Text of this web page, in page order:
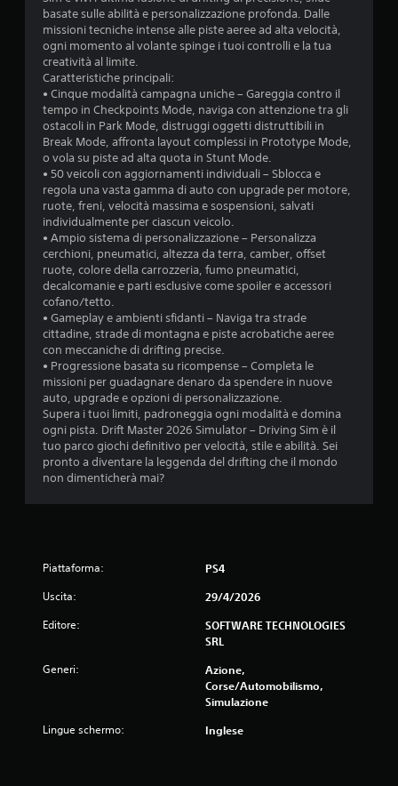
a
d
2
.
6
t
e
l
e
s
u
c
i
e
basate sulle abilità e personalizzazione profonda. Dalle
missioni tecniche intense alle piste aeree ad alta velocità,
ogni momento al volante spinge i tuoi controlli e la tua
creatività al limite.
Caratteristiche principali:
• Cinque modalità campagna uniche – Gareggia contro il
tempo in Checkpoints Mode, naviga con attenzione tra gli
ostacoli in Park Mode, distruggi oggetti distruttibili in
Break Mode, affronta layout complessi in Prototype Mode,
o vola su piste ad alta quota in Stunt Mode.
• 50 veicoli con aggiornamenti individuali – Sblocca e
regola una vasta gamma di auto con upgrade per motore,
ruote, freni, velocità massima e sospensioni, salvati
individualmente per ciascun veicolo.
• Ampio sistema di personalizzazione – Personalizza
cerchioni, pneumatici, altezza da terra, camber, offset
ruote, colore della carrozzeria, fumo pneumatici,
decalcomanie e parti esclusive come spoiler e accessori
cofano/tetto.
• Gameplay e ambienti sfidanti – Naviga tra strade
cittadine, strade di montagna e piste acrobatiche aeree
con meccaniche di drifting precise.
• Progressione basata su ricompense – Completa le
missioni per guadagnare denaro da spendere in nuove
auto, upgrade e opzioni di personalizzazione.
Supera i tuoi limiti, padroneggia ogni modalità e domina
ogni pista. Drift Master 2026 Simulator – Driving Sim è il
tuo parco giochi definitivo per velocità, stile e abilità. Sei
pronto a diventare la leggenda del drifting che il mondo
non dimenticherà mai?
Piattaforma: PS4
Uscita: 29/4/2026
Editore:
SOFTWARE TECHNOLOGIES
SRL
Generi:
Azione,
Corse/Automobilismo,
Simulazione
Lingue schermo: Inglese